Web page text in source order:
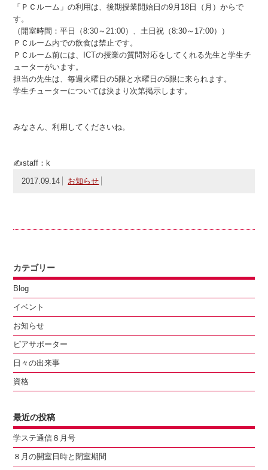
「ＰＣルーム」の利用は、後期授業開始日の9月18日（月）からで
す。
（開室時間：平日（8:30～21:00）、土日祝（8:30～17:00））
ＰＣルーム内での飲食は禁止です。
ＰＣルーム前には、ICTの授業の質問対応をしてくれる先生と学生チ
ューターがいます。
担当の先生は、毎週火曜日の5限と水曜日の5限に来られます。
学生チューターについては決まり次第掲示します。
みなさん、利用してくださいね。
✍staff：k
2017.09.14
お知らせ
カテゴリー
Blog
イベント
お知らせ
ピアサポーター
日々の出来事
資格
最近の投稿
学ステ通信８月号
８月の開室日時と閉室期間